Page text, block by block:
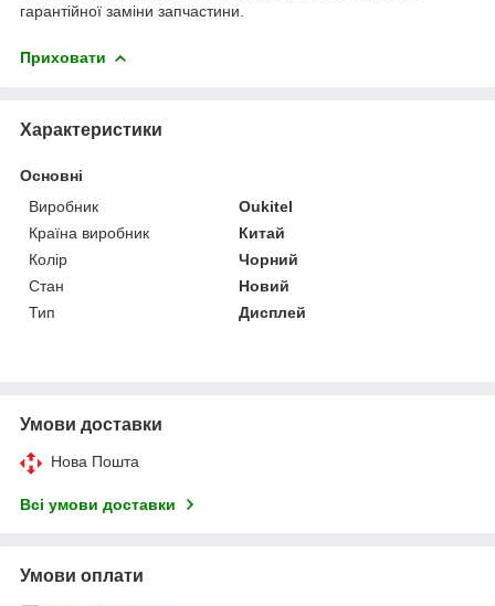
гарантійної заміни запчастини.
Приховати
Характеристики
Основні
Виробник
Oukitel
Країна виробник
Китай
Колір
Чорний
Стан
Новий
Тип
Дисплей
Умови доставки
Нова Пошта
Всі умови доставки
Умови оплати